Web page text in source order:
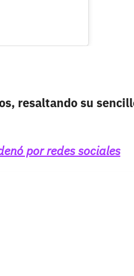
resaltando su
por redes sociales